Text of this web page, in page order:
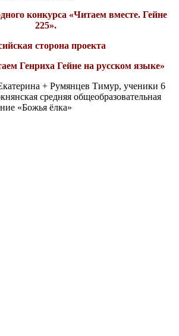
конкурса «Читаем вместе. Гейне
225».
сторона проекта
Генриха Гейне на русском языке»
+ Румянцев Тимур, ученики 6
средняя общеобразовательная
«Божья ёлка»